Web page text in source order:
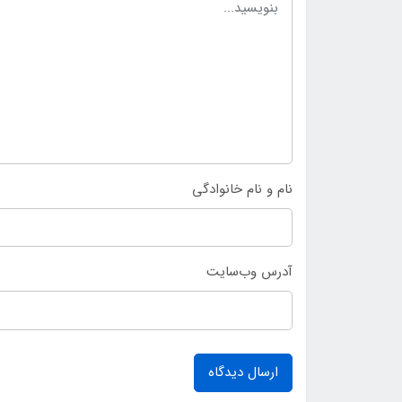
نام و نام خانوادگی
آدرس وب‌سایت
ارسال دیدگاه